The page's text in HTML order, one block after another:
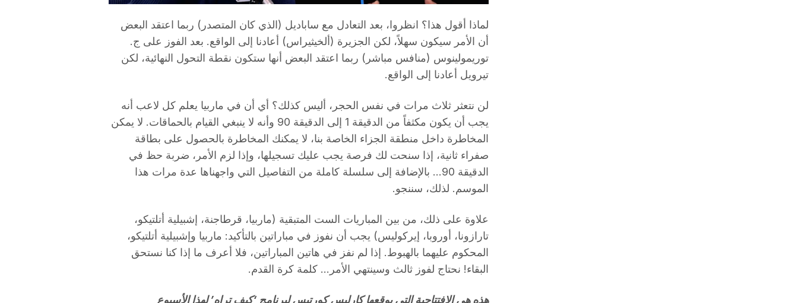
لماذا أقول هذا؟ انظروا، بعد التعادل مع ساباديل (الذي كان المتصدر) ربما اعتقد البعض
أن الأمر سيكون سهلاً، لكن الجزيرة (ألخيثيراس) أعادنا إلى الواقع. بعد الفوز على ج.
توريمولينوس (منافس مباشر) ربما اعتقد البعض أنها ستكون نقطة التحول النهائية، لكن
تيرويل أعادنا إلى الواقع.
لن نتعثر ثلاث مرات في نفس الحجر، أليس كذلك؟ أي أن في ماربيا يعلم كل لاعب أنه
يجب أن يكون مكثفاً من الدقيقة 1 إلى الدقيقة 90 وأنه لا ينبغي القيام بالحماقات. لا يمكن
المخاطرة داخل منطقة الجزاء الخاصة بنا، لا يمكنك المخاطرة بالحصول على بطاقة
صفراء ثانية، إذا سنحت لك فرصة يجب عليك تسجيلها، وإذا لزم الأمر، ضربة حظ في
الدقيقة 90… بالإضافة إلى سلسلة كاملة من التفاصيل التي واجهناها عدة مرات هذا
الموسم. لذلك، سننجو.
علاوة على ذلك، من بين المباريات الست المتبقية (ماربيا، قرطاجنة، إشبيلية أتلتيكو،
تارازونا، أوروبا، إيركوليس) يجب أن نفوز في مباراتين بالتأكيد: ماربيا وإشبيلية أتلتيكو،
المحكوم عليهما بالهبوط. إذا لم نفز في هاتين المباراتين، فلا أعرف ما إذا كنا نستحق
البقاء! نحتاج لفوز ثالث وسينتهي الأمر… كلمة كرة القدم.
هذه هي الافتتاحية التي يوقعها كارليس كورتيس لبرنامج ‘كيف تراه’ لهذا الأسبوع